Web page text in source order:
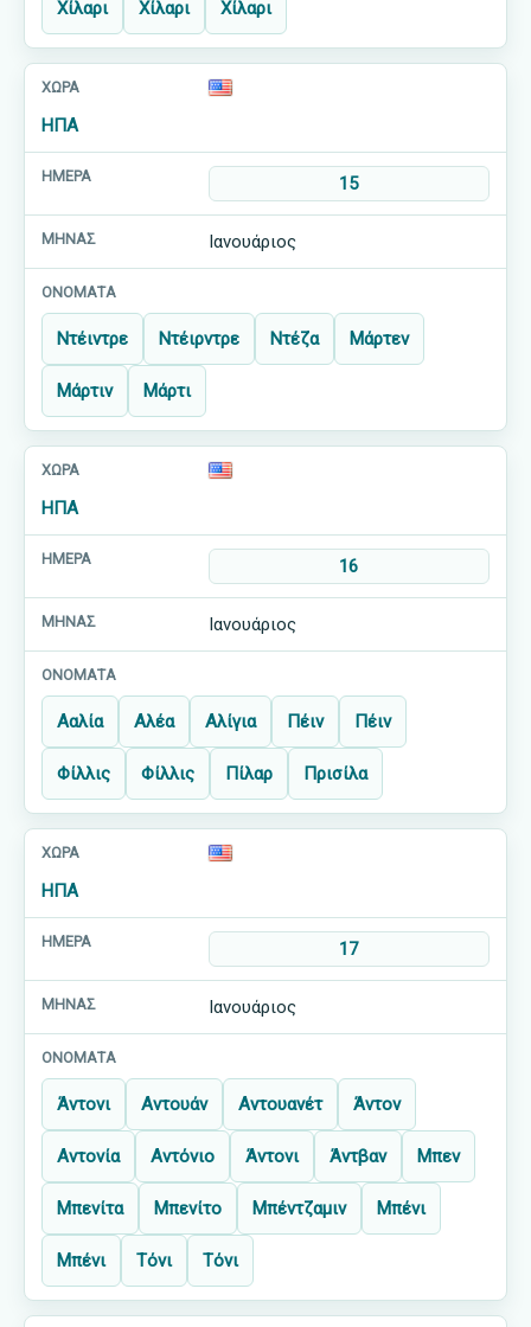
Χίλαρι Χίλαρι Χίλαρι
ΗΠΑ
15
Ιανουάριος
Ντέιντρε Ντέιρντρε Ντέζα Μάρτεν
Μάρτιν Μάρτι
ΗΠΑ
16
Ιανουάριος
Ααλία Αλέα Αλίγια Πέιν Πέιν
Φίλλις Φίλλις Πίλαρ Πρισίλα
ΗΠΑ
17
Ιανουάριος
Άντονι Αντουάν Αντουανέτ Άντον
Αντονία Αντόνιο Άντονι Άντβαν Μπεν
Μπενίτα Μπενίτο Μπέντζαμιν Μπένι
Μπένι Τόνι Τόνι